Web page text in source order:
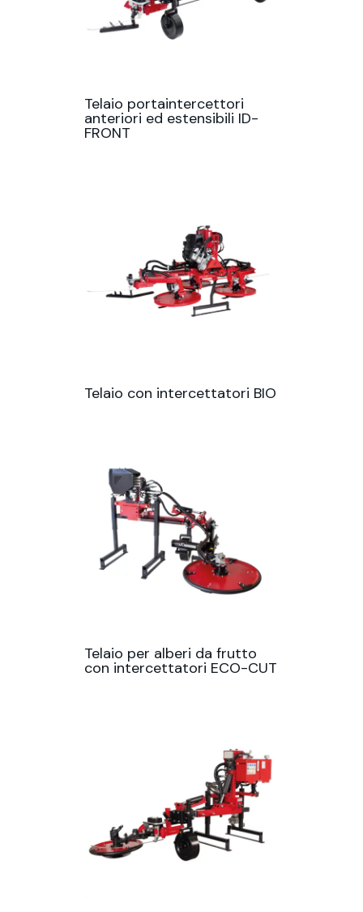
Telaio portaintercettori
anteriori ed estensibili ID-
FRONT
Telaio con intercettatori BIO
Telaio per alberi da frutto
con intercettatori ECO-CUT